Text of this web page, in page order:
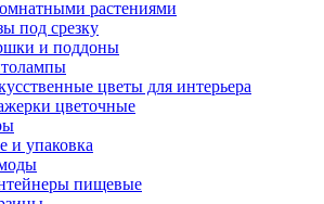
растениями
под срезку
и поддоны
цветы для интерьера
цветочные
и упаковка
пищевые